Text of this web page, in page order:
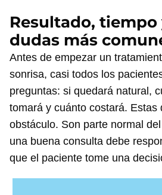
Resultado, tiempo
dudas más
Antes de empezar un
sonrisa, casi todos los
preguntas: si quedará natural,
tomará y cuánto costará. Estas
obstáculo. Son parte normal
una buena consulta debe
que el paciente tome unasonreír.